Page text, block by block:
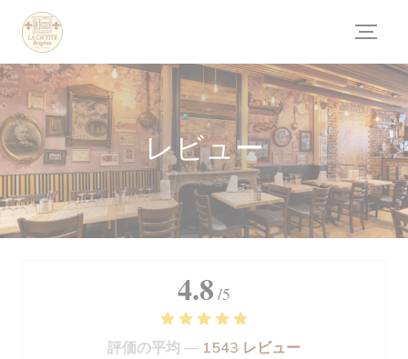
クッキー利用の管理について
レビュー
4.8 /5
評価の平均 — 1543 レビュー